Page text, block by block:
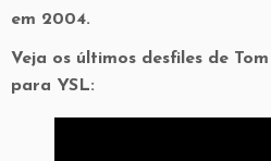
em 2004.
Veja os últimos desfiles de
para YSL: